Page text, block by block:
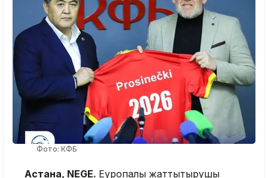
Фото: КФБ
Астана, NEGE. Еуропалық жаттықтырушы